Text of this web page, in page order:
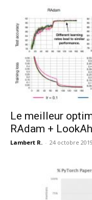
Le meilleur
RAdam +
Lambert R. - 24 octobre 2019